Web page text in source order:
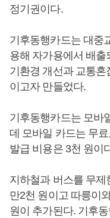
정기권이다.
기후동행카드는 대중
용해 자가용에서 배출
기환경 개선과 교통혼
이고자 만들었다.
기후동행카드는 모바
데 모바일 카드는 무
발급 비용은 3천 원이
지하철과 버스를 무
만2천 원이고 따릉이
원이 추가된다. 기후